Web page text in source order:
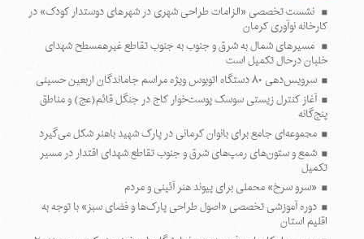
نشست تخصصی «الزامات طراحی شهری در شهرهای دوستدار کودک» در
کارخانه نوآوری کرمان
مسیرهای شمال به شرق و جنوب به جنوب تقاطع غیرهمسطح شهدای
خلبان درحال تکمیل است
سرویس‌دهی ۸۰ دستگاه اتوبوس ویژه مراسم جاماندگان اربعین حسینی
آغاز کنترل زیستی سوسک پوست‌خوار کاج در جنگل قائم(عج) و مناطق
پنج‌گانه
مجموعه‌ای جامع برای بانوان کرمانی در پارک شهید باهنر شکل می‌گیرد
شمع و ستون‌های رمپ‌های شرق و جنوب تقاطع شهدای اقتدار در مسیر
تکمیل
«سرو سرخ» محملی برای پیوند هنر آئینی و مردم
دوره آموزشی تخصصی «اصول طراحی پارک‌ها و فضای سبز» با توجه به
اقلیم استان